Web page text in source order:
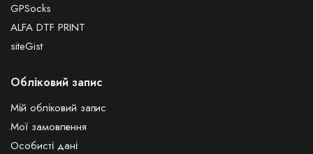
GPSocks
ALFA DTF PRINT
siteGist
Обліковий запис
Мій обліковий запис
Мої замовлення
Особисті дані